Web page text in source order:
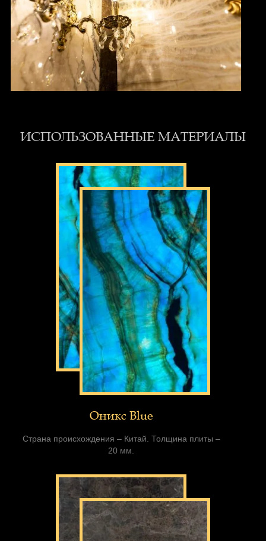
ИСПОЛЬЗОВАННЫЕ МАТЕРИАЛЫ
Оникс Blue
Страна происхождения – Китай. Толщина плиты –
20 мм.